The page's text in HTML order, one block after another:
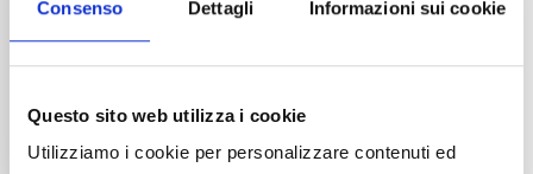
Consenso Dettagli Informazioni sui cookie
Questo sito web utilizza i cookie
Utilizziamo i cookie per personalizzare contenuti ed
Cerchiamo una PMI manifatturiera dell'Emilia-
Romagna disponibile a collaborare in un
progetto pilota per esplorare le potenzialità della
operativi.
Leggi tutto →